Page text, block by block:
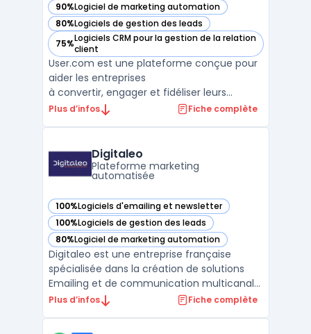
90%Logiciel de marketing automation
— voir user.com dans cette catégorie
80%Logiciels de gestion des leads
— voir user.com dans cette catégorie
75%Logiciels CRM pour la gestion de la relation
client
— voir user.com dans cette catégorie
User.com est une plateforme conçue pour
aider les entreprises
à convertir, engager et fidéliser leurs
utilisateurs. Grâce à une
le bon canal au bon utilisateur, au moment
opportun. User.com offre une
meilleure compréhension ...
Plus d’infos Fiche complète
Digitaleo
Plateforme marketing
automatisée
100%Logiciels d'emailing et newsletter
— voir Digitaleo dans cette catégorie
100%Logiciels de gestion des leads
— voir Digitaleo dans cette catégorie
80%Logiciel de marketing automation
— voir Digitaleo dans cette catégorie
Digitaleo est une entreprise française
spécialisée dans la création de solutions
Emailing et de communication multicanale.
Fondée en 2004, la société se situe à
Plus d’infos Fiche complète